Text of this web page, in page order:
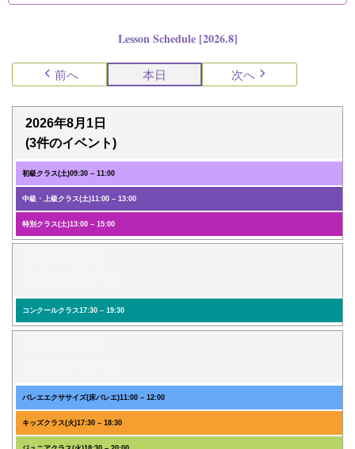
Lesson Schedule [2026.8]
前へ 本日 次へ
2026年8月1日
(3件のイベント)
初級クラス(土)09:30 – 11:00
中級・上級クラス(土)11:00 – 13:00
特別クラス(土)13:00 – 15:00
コンクールクラス17:30 – 19:30
バレエエクササイズ(床バレエ)11:00 – 12:00
キッズクラス(火)17:30 – 18:30